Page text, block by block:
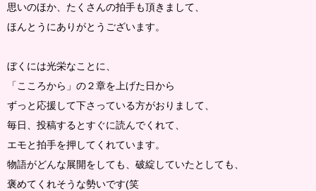
思いのほか、たくさんの拍手も頂きまして、
ほんとうにありがとうございます。
ぼくには光栄なことに、
「こころから」の２章を上げた日から
ずっと応援して下さっている方がおりまして、
毎日、投稿するとすぐに読んでくれて、
エモと拍手を押してくれています。
物語がどんな展開をしても、破綻していたとしても、
褒めてくれそうな勢いです(笑